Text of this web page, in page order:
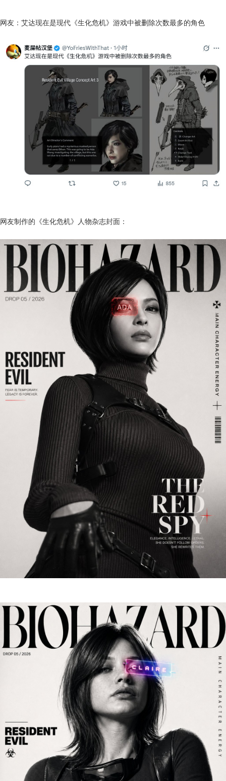
网友：艾达现在是现代《生化危机》游戏中被删除次数最多的角色
网友制作的《生化危机》人物杂志封面：